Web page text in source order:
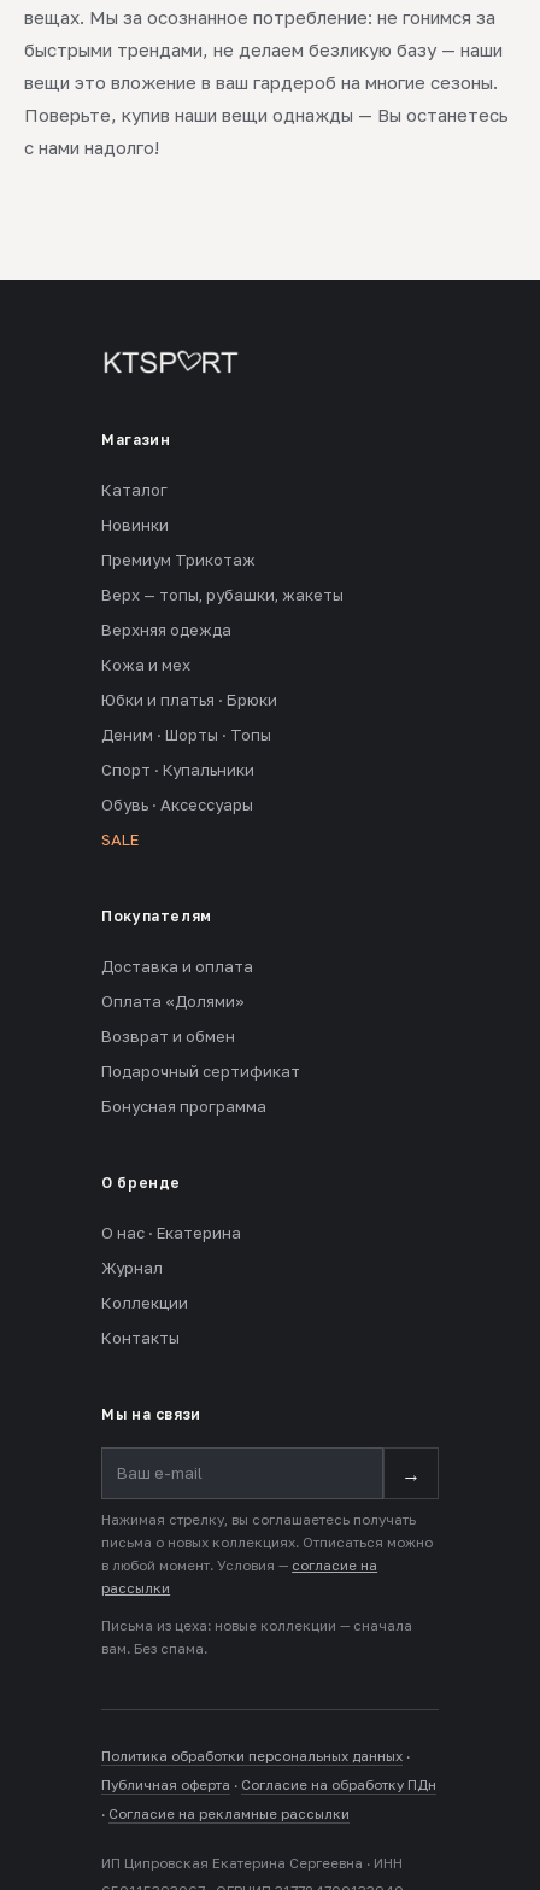
вещах. Мы за осознанное потребление: не гонимся за
быстрыми трендами, не делаем безликую базу — наши
вещи это вложение в ваш гардероб на многие сезоны.
Поверьте, купив наши вещи однажды — Вы останетесь
с нами надолго!
Магазин
Каталог
Новинки
Премиум Трикотаж
Верх — топы, рубашки, жакеты
Верхняя одежда
Кожа и мех
Юбки и платья · Брюки
Деним · Шорты · Топы
Спорт · Купальники
Обувь · Аксессуары
SALE
Покупателям
Доставка и оплата
Оплата «Долями»
Возврат и обмен
Подарочный сертификат
Бонусная программа
О бренде
О нас · Екатерина
Журнал
Коллекции
Контакты
Мы на связи
→
Нажимая стрелку, вы соглашаетесь получать
письма о новых коллекциях. Отписаться можно
в любой момент. Условия — согласие на
рассылки
Письма из цеха: новые коллекции — сначала
вам. Без спама.
Политика обработки персональных данных ·
Публичная оферта · Согласие на обработку ПДн
· Согласие на рекламные рассылки
ИП Ципровская Екатерина Сергеевна · ИНН